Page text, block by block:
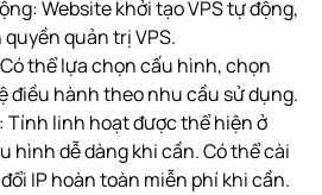
Website khởi tạo VPS tự động,
quản trị VPS.
thể lựa chọn cấu hình, chọn
điều hành theo nhu cầu sử dụng.
Tính linh hoạt được thể hiện ở
hình dễ dàng khi cần. Có thể cài
IP hoàn toàn miễn phí khi cần.